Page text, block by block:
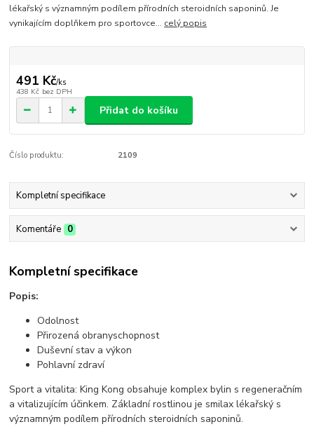
lékařský s významným podílem přírodních steroidních saponinů. Je
vynikajícím doplňkem pro sportovce... celý popis
491 Kč/ks
438 Kč bez DPH
Přidat do košíku
Číslo produktu: 2109
Kompletní specifikace
Komentáře 0
Kompletní specifikace
Popis:
Odolnost
Přirozená obranyschopnost
Duševní stav a výkon
Pohlavní zdraví
Sport a vitalita: King Kong obsahuje komplex bylin s regeneračním
a vitalizujícím účinkem. Základní rostlinou je smilax lékařský s
významným podílem přírodních steroidních saponinů.